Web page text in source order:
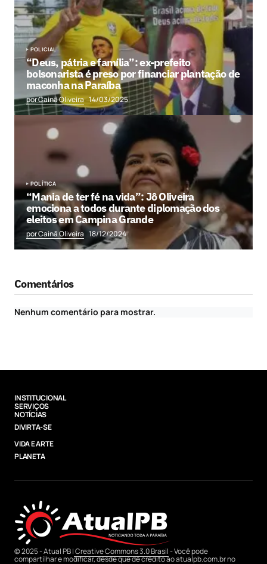
POLICIAL
“Deus, pátria e família”: ex-prefeito
bolsonarista é preso por financiar plantação de
maconha na Paraíba
por Cainã Oliveira 14/03/2025
POLÍTICA
“Mania de ter fé na vida”: Jô Oliveira
emociona a todos durante diplomação dos
eleitos em Campina Grande
por Cainã Oliveira 18/12/2024
Comentários
Nenhum comentário para mostrar.
INSTITUCIONAL
SERVIÇOS
NOTÍCIAS
DIVIRTA-SE
VIDA E ARTE
PLANETA
© 2025 - Atual PB |Creative Commons 3.0 Brasil- Você pode
compartilhar e modificar, desde que dê credito ao atualpb.com.br no